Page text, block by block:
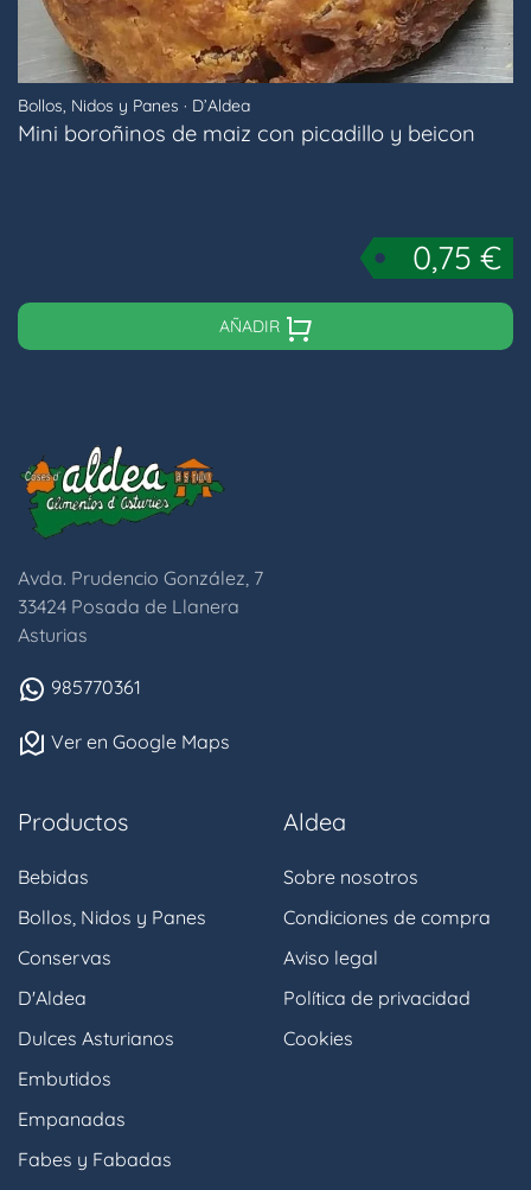
Bollos, Nidos y Panes · D’Aldea
Mini boroñinos de maiz con picadillo y beicon
0,75 €
AÑADIR
Avda. Prudencio González, 7
33424 Posada de Llanera
Asturias
985770361
Ver en Google Maps
Productos
Bebidas
Bollos, Nidos y Panes
Conservas
D'Aldea
Dulces Asturianos
Embutidos
Empanadas
Fabes y Fabadas
Aldea
Sobre nosotros
Condiciones de compra
Aviso legal
Política de privacidad
Cookies